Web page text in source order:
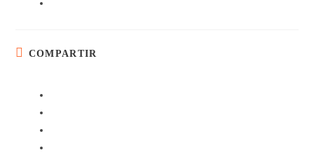
COMPARTIR